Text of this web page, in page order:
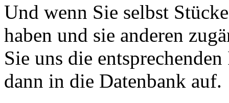
Und wenn Sie selbst
haben und sie anderen
Sie uns die
dann in die Datenbank auf.